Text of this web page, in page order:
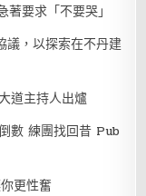
要求「不要哭」
，以探索在不丹建
道主持人出爐
數 練團找回昔 Pub
更性奮